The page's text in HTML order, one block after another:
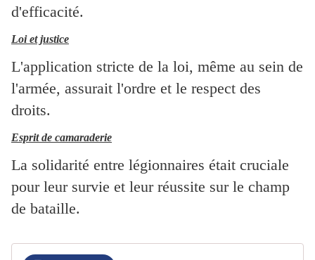
d'efficacité.
Loi et justice
L'application stricte de la loi, même au sein de
l'armée, assurait l'ordre et le respect des
droits.
Esprit de camaraderie
La solidarité entre légionnaires était cruciale
pour leur survie et leur réussite sur le champ
de bataille.